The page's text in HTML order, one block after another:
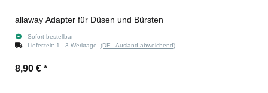
allaway Adapter für Düsen und Bürsten
Sofort bestellbar
Lieferzeit: 1 - 3 Werktage (DE - Ausland abweichend)
8,90 € *